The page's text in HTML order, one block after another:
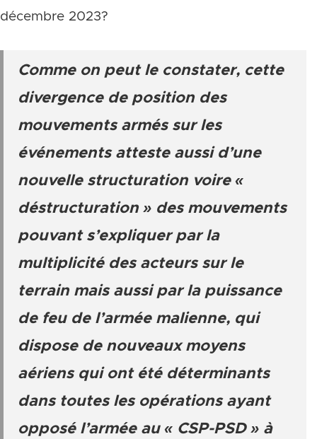
décembre 2023?
Comme on peut le constater, cette
divergence de position des
mouvements armés sur les
événements atteste aussi d’une
nouvelle structuration voire «
déstructuration » des mouvements
pouvant s’expliquer par la
multiplicité des acteurs sur le
terrain mais aussi par la puissance
de feu de l’armée malienne, qui
dispose de nouveaux moyens
aériens qui ont été déterminants
dans toutes les opérations ayant
opposé l’armée au « CSP-PSD » à